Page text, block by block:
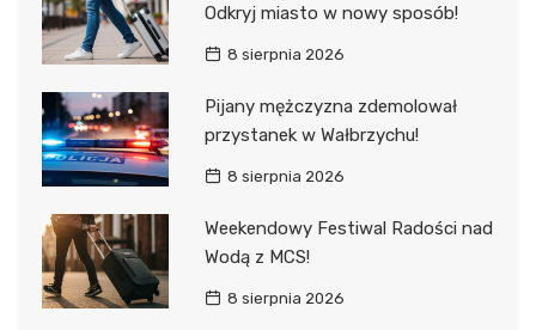
Odkryj miasto w nowy sposób!
8 sierpnia 2026
Pijany mężczyzna zdemolował
przystanek w Wałbrzychu!
8 sierpnia 2026
Weekendowy Festiwal Radości nad
Wodą z MCS!
8 sierpnia 2026